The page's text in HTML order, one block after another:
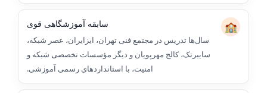
🏫 سابقه آموزشگاهی قوی
سال‌ها تدریس در مجتمع فنی تهران، ایزایران، عصر شبکه،
سایبرتک، کالج مهرپویان و دیگر مؤسسات تخصصی شبکه و
امنیت، با استانداردهای رسمی آموزشی.